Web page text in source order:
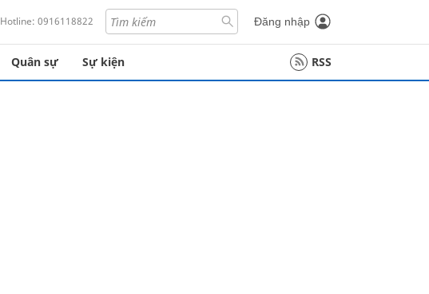
Hotline: 0916118822 Đăng nhập
Quân sự Sự kiện RSS